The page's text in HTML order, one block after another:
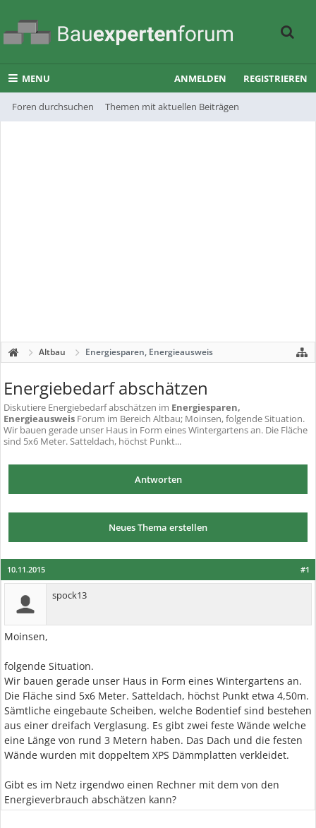
MENU
Foren durchsuchen Themen mit aktuellen Beiträgen
ANMELDEN REGISTRIEREN
Altbau Energiesparen, Energieausweis
Energiebedarf abschätzen
Diskutiere Energiebedarf abschätzen im Energiesparen,
Energieausweis Forum im Bereich Altbau; Moinsen, folgende Situation.
Wir bauen gerade unser Haus in Form eines Wintergartens an. Die Fläche
sind 5x6 Meter. Satteldach, höchst Punkt...
Antworten
Neues Thema erstellen
#1
10.11.2015
spock13
Moinsen,
folgende Situation.
Wir bauen gerade unser Haus in Form eines Wintergartens an.
Die Fläche sind 5x6 Meter. Satteldach, höchst Punkt etwa 4,50m.
Sämtliche eingebaute Scheiben, welche Bodentief sind bestehen
aus einer dreifach Verglasung. Es gibt zwei feste Wände welche
eine Länge von rund 3 Metern haben. Das Dach und die festen
Wände wurden mit doppeltem XPS Dämmplatten verkleidet.
Gibt es im Netz irgendwo einen Rechner mit dem von den
Energieverbrauch abschätzen kann?